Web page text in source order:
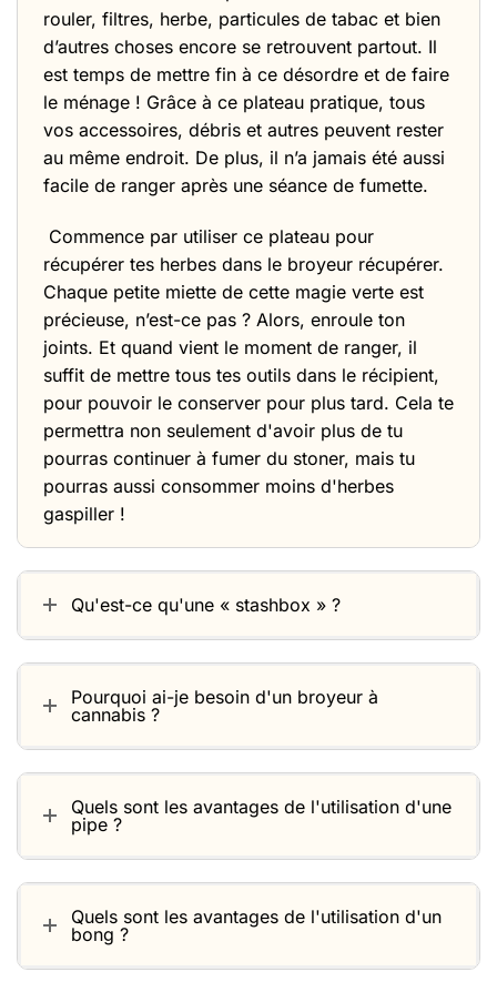
rouler, filtres, herbe, particules de tabac et bien
d’autres choses encore se retrouvent partout. Il
est temps de mettre fin à ce désordre et de faire
le ménage ! Grâce à ce plateau pratique, tous
vos accessoires, débris et autres peuvent rester
au même endroit. De plus, il n’a jamais été aussi
facile de ranger après une séance de fumette.
Commence par utiliser ce plateau pour
récupérer tes herbes dans le broyeur récupérer.
Chaque petite miette de cette magie verte est
précieuse, n’est-ce pas ? Alors, enroule ton
joints. Et quand vient le moment de ranger, il
suffit de mettre tous tes outils dans le récipient,
pour pouvoir le conserver pour plus tard. Cela te
permettra non seulement d'avoir plus de tu
pourras continuer à fumer du stoner, mais tu
pourras aussi consommer moins d'herbes
gaspiller !
Qu'est-ce qu'une « stashbox » ?
Pourquoi ai-je besoin d'un broyeur à
cannabis ?
Quels sont les avantages de l'utilisation d'une
pipe ?
Quels sont les avantages de l'utilisation d'un
bong ?